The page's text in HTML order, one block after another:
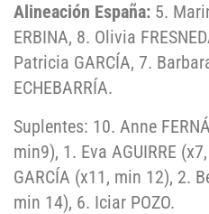
Alineación España: 5.
ERBINA, 8. Olivia
Patricia GARCÍA, 7.
ECHEBARRÍA.
Suplentes: 10. Anne
min9), 1. Eva AGUIRRE
GARCÍA (x11, min 12), 2.
min 14), 6. Iciar POZO.